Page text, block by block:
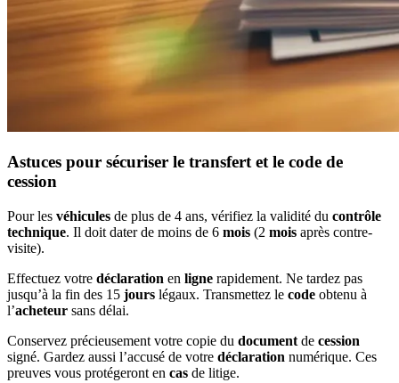
Astuces pour sécuriser le transfert et le code de
cession
Pour les véhicules de plus de 4 ans, vérifiez la validité du contrôle
technique. Il doit dater de moins de 6 mois (2 mois après contre-
visite).
Effectuez votre déclaration en ligne rapidement. Ne tardez pas
jusqu’à la fin des 15 jours légaux. Transmettez le code obtenu à
l’acheteur sans délai.
Conservez précieusement votre copie du document de cession
signé. Gardez aussi l’accusé de votre déclaration numérique. Ces
preuves vous protégeront en cas de litige.